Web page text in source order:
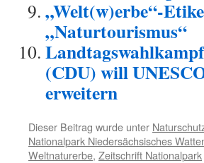
„Welt(w)erbe“-
„Naturtourismus“
(CDU) will
erweitern
Dieser Beitrag wurde unter
Nationalpark Niedersächsisches
Weltnaturerbe, Zeitschrift Nationalpark